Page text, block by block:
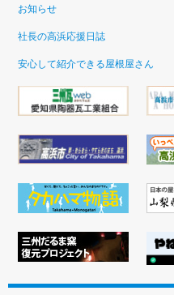
お知らせ
社長の高浜応援日誌
安心して紹介できる屋根屋さん